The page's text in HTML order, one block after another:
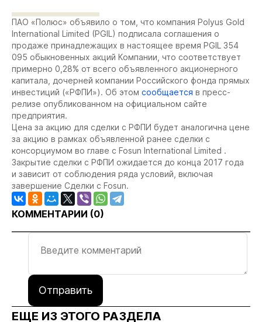
ПАО «Полюс» объявило о том, что компания Polyus Gold
International Limited (PGIL) подписала соглашения о
продаже принадлежащих в настоящее время PGIL 354
095 обыкновенных акций Компании, что соответствует
примерно 0,28% от всего объявленного акционерного
капитала, дочерней компании Российского фонда прямых
инвестиций («РФПИ»). Об этом сообщается в пресс-
релизе опубликованном на официальном сайте
предприятия.
Цена за акцию для сделки с РФПИ будет аналогична цене
за акцию в рамках объявленной ранее сделки с
консорциумом во главе с Fosun International Limited .
Закрытие сделки с РФПИ ожидается до конца 2017 года
и зависит от соблюдения ряда условий, включая
завершение Сделки с Fosun.
КОММЕНТАРИИ (0)
Отправить
ЕЩЕ ИЗ ЭТОГО РАЗДЕЛА